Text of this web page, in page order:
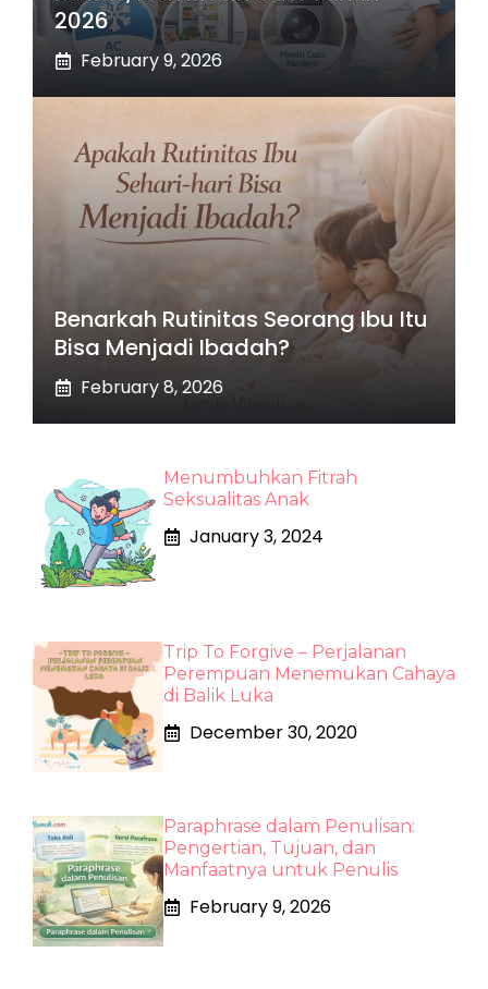
2026
February 9, 2026
Benarkah Rutinitas Seorang Ibu Itu
Bisa Menjadi Ibadah?
February 8, 2026
Menumbuhkan Fitrah
Seksualitas Anak
January 3, 2024
Trip To Forgive – Perjalanan
Perempuan Menemukan Cahaya
di Balik Luka
December 30, 2020
Paraphrase dalam Penulisan:
Pengertian, Tujuan, dan
Manfaatnya untuk Penulis
February 9, 2026